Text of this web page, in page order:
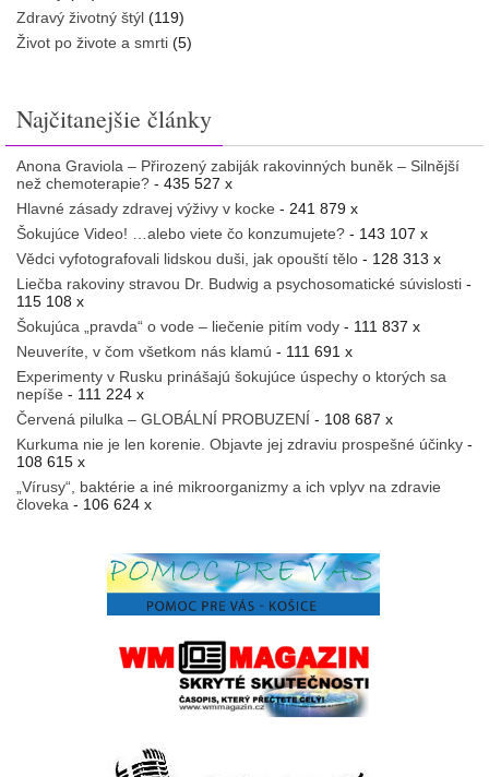
Zdravý životný štýl (119)
Život po živote a smrti (5)
Najčitanejšie články
Anona Graviola – Přirozený zabiják rakovinných buněk – Silnější
než chemoterapie? - 435 527 x
Hlavné zásady zdravej výživy v kocke - 241 879 x
Šokujúce Video! …alebo viete čo konzumujete? - 143 107 x
Vědci vyfotografovali lidskou duši, jak opouští tělo - 128 313 x
Liečba rakoviny stravou Dr. Budwig a psychosomatické súvislosti -
115 108 x
Šokujúca „pravda“ o vode – liečenie pitím vody - 111 837 x
Neuveríte, v čom všetkom nás klamú - 111 691 x
Experimenty v Rusku prinášajú šokujúce úspechy o ktorých sa
nepíše - 111 224 x
Červená pilulka – GLOBÁLNÍ PROBUZENÍ - 108 687 x
Kurkuma nie je len korenie. Objavte jej zdraviu prospešné účinky -
108 615 x
„Vírusy“, baktérie a iné mikroorganizmy a ich vplyv na zdravie
človeka - 106 624 x